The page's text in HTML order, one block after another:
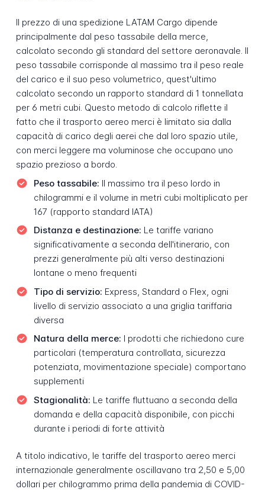
Il prezzo di una spedizione LATAM Cargo dipende
principalmente dal peso tassabile della merce,
calcolato secondo gli standard del settore aeronavale. Il
peso tassabile corrisponde al massimo tra il peso reale
del carico e il suo peso volumetrico, quest'ultimo
calcolato secondo un rapporto standard di 1 tonnellata
per 6 metri cubi. Questo metodo di calcolo riflette il
fatto che il trasporto aereo merci è limitato sia dalla
capacità di carico degli aerei che dal loro spazio utile,
con merci leggere ma voluminose che occupano uno
spazio prezioso a bordo.
Peso tassabile: Il massimo tra il peso lordo in
chilogrammi e il volume in metri cubi moltiplicato per
167 (rapporto standard IATA)
Distanza e destinazione: Le tariffe variano
significativamente a seconda dell'itinerario, con
prezzi generalmente più alti verso destinazioni
lontane o meno frequenti
Tipo di servizio: Express, Standard o Flex, ogni
livello di servizio associato a una griglia tariffaria
diversa
Natura della merce: I prodotti che richiedono cure
particolari (temperatura controllata, sicurezza
potenziata, movimentazione speciale) comportano
supplementi
Stagionalità: Le tariffe fluttuano a seconda della
domanda e della capacità disponibile, con picchi
durante i periodi di forte attività
A titolo indicativo, le tariffe del trasporto aereo merci
internazionale generalmente oscillavano tra 2,50 e 5,00
dollari per chilogrammo prima della pandemia di COVID-